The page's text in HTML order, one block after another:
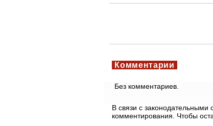
Комментарии
Без комментариев.
В связи с
комментирования. Чтобы